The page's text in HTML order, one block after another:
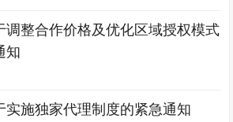
调整合作价格及优化区域授权模式
知
实施独家代理制度的紧急通知